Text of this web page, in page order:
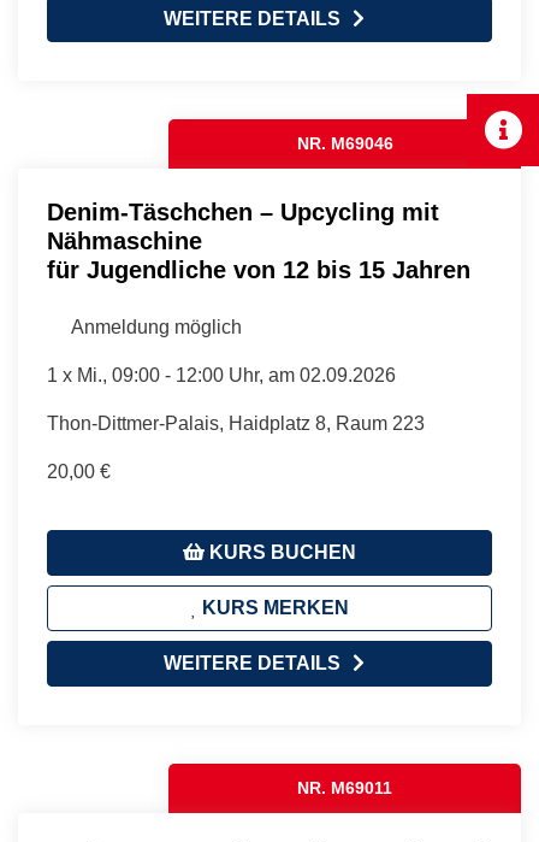
WEITERE DETAILS
NR. M69046
Denim-Täschchen – Upcycling mit
Nähmaschine
für Jugendliche von 12 bis 15 Jahren
Anmeldung möglich
1 x Mi., 09:00 - 12:00 Uhr, am 02.09.2026
Thon-Dittmer-Palais, Haidplatz 8, Raum 223
20,00 €
KURS BUCHEN
KURS MERKEN
WEITERE DETAILS
NR. M69011